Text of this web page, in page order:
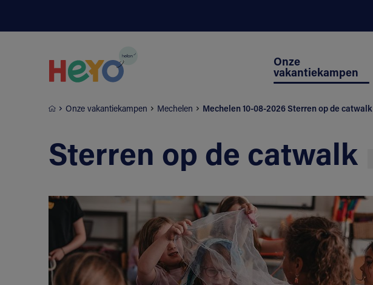
Onze
vakantiekampen
Onze vakantiekampen Mechelen Mechelen 10-08-2026 Sterren op de catwalk
Sterren op de catwalk